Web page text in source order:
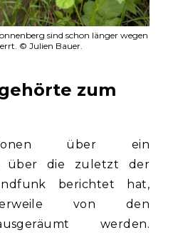
sind schon länger wegen
© Julien Bauer.
zum
über ein
über die zuletzt der
berichtet hat,
von den
werden.